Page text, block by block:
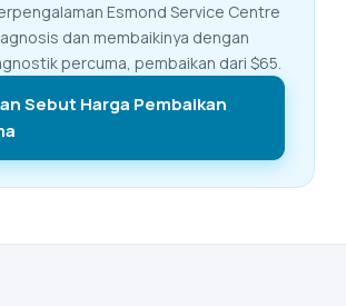
Esmond Service Centre
dan membaikinya dengan
percuma, pembaikan dari $65.
Sebut Harga Pembaikan